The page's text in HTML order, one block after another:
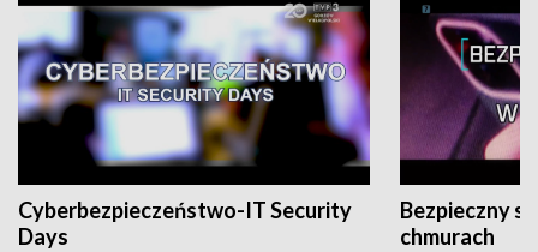
Cyberbezpieczeństwo-IT Security
Days
Bezpieczny
chmurach